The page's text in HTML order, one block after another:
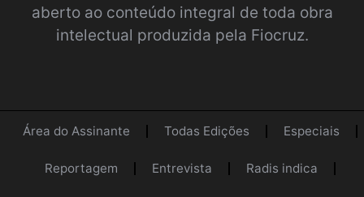
aberto ao conteúdo integral de toda obra
intelectual produzida pela Fiocruz.
Área do Assinante Todas Edições Especiais
Reportagem Entrevista Radis indica